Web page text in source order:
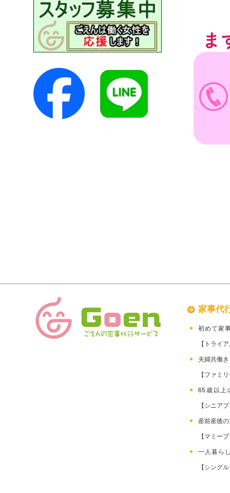
ま
家事代
初めて家
【トライ
夫婦共働
【ファミ
65歳以
【シニア
産前産
【マミー
一人暮
【シング